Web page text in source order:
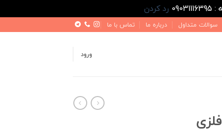
رد کردن
سوالات متداول درباره ما تماس با ما
ورود